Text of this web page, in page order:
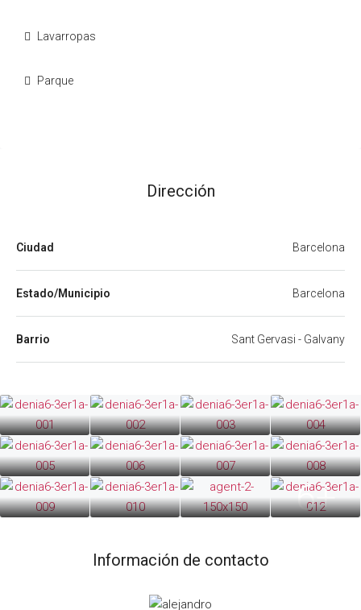
Lavarropas
Parque
Dirección
Ciudad Barcelona
Estado/Municipio Barcelona
Barrio Sant Gervasi - Galvany
6+
Información de contacto